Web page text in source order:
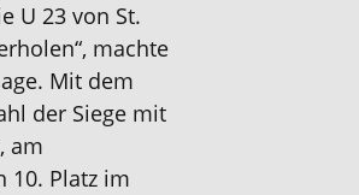
U 23 von St.
machte
Mit dem
der Siege mit
am
10. Platz im